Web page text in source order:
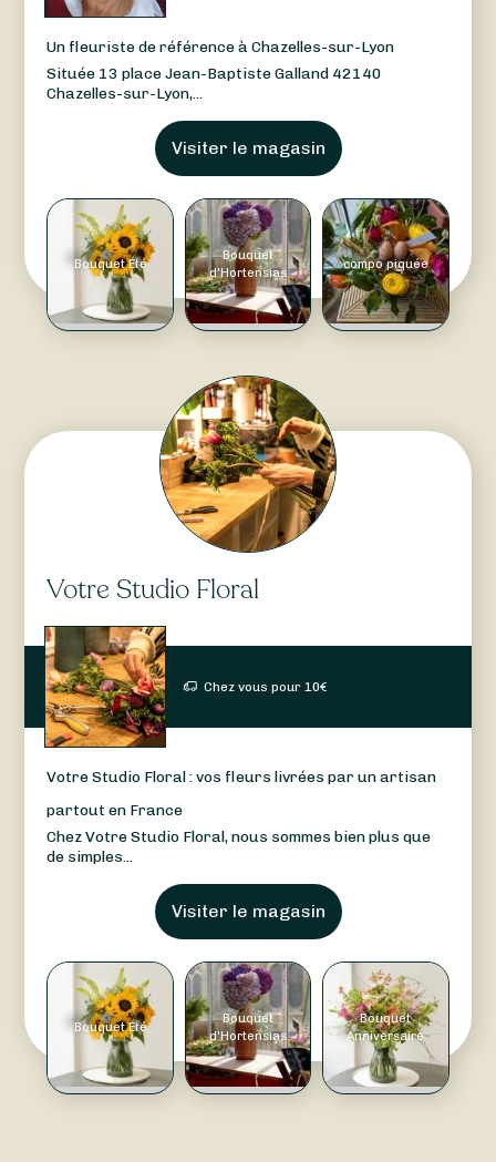
Un fleuriste de référence à Chazelles-sur-Lyon
Située 13 place Jean-Baptiste Galland 42140
Chazelles-sur-Lyon,...
Visiter le magasin
Bouquet Été
Bouquet
d'Hortensias
compo piquée
Votre Studio Floral
Chez vous pour10€
Votre Studio Floral : vos fleurs livrées par un artisan
partout en France
Chez Votre Studio Floral, nous sommes bien plus que
de simples...
Visiter le magasin
Bouquet Été
Bouquet
d'Hortensias
Bouquet
Anniversaire